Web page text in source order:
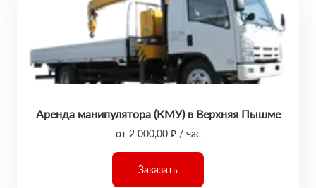
Аренда манипулятора (КМУ) в Верхняя Пышме
от 2 000,00 ₽ / час
Заказать